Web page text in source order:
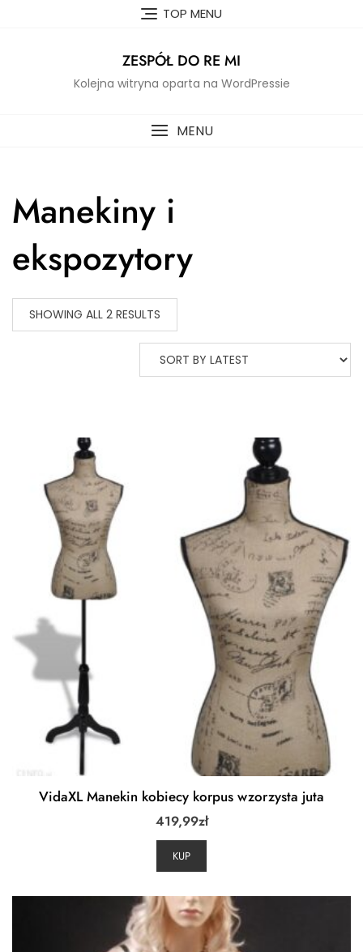
TOP MENU
ZESPÓŁ DO RE MI
Kolejna witryna oparta na WordPressie
MENU
Manekiny i
ekspozytory
SHOWING ALL 2 RESULTS
VidaXL Manekin kobiecy korpus wzorzysta juta
419,99zł
KUP